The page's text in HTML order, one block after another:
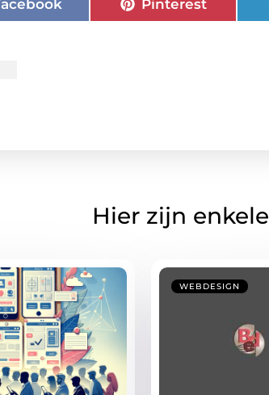
Pinterest
Hier zijn enkele
WEBDESIGN